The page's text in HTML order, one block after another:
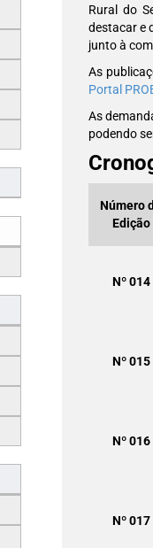
Rural do
destacar e
junto à
As
Portal
As
podendo
Número
Edição
Nº 014
Nº 015
Nº 016
Nº 017